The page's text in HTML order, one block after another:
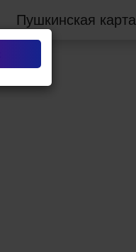
Пушкинская карта